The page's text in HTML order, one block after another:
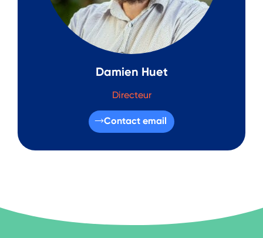
Damien Huet
Directeur
Contact email